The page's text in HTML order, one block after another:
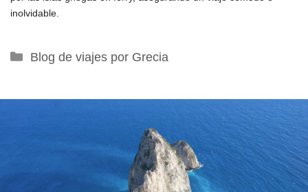
inolvidable.
Categorías
Blog de viajes por Grecia